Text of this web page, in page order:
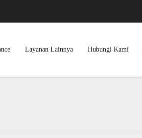
Layanan Lainnya Hubungi Kami